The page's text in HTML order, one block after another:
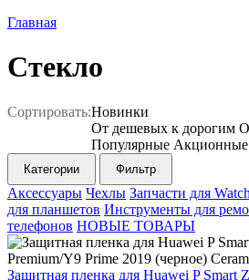
Главная
Стекло
Сортировать:Новинки
От дешевых к дорогим
Популярные Акционные
Категории Фильтр
Аксессуары Чехлы Запчасти для Watch
для планшетов Инструменты для
телефонов НОВЫЕ ТОВАРЫ
Защитная пленка для Huawei P Smart